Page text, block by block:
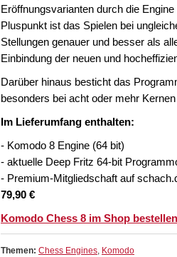
Eröffnungsvarianten durch die
Pluspunkt ist das Spielen bei
Stellungen genauer und besser als
Einbindung der neuen und
Darüber hinaus besticht das
besonders bei acht oder mehr
Im Lieferumfang enthalten:
- Komodo 8 Engine (64 bit)
- aktuelle Deep Fritz 64-bit
- Premium-Mitgliedschaft auf
79,90 €
Komodo Chess 8 im Shop
Themen: Chess Engines, Komodo